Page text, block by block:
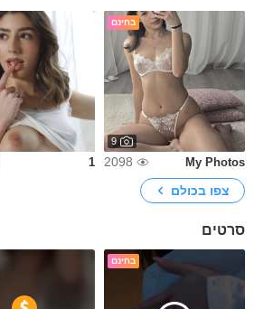
בחינם
9
My Photos
2098
1
צפו בכולם
סרטים
בחינם